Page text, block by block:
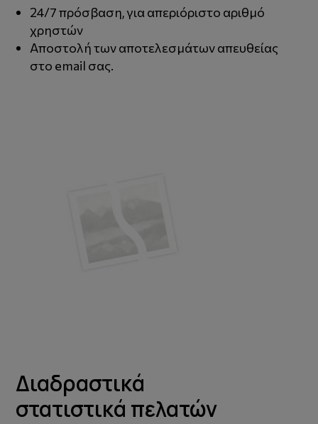
24/7 πρόσβαση, για απεριόριστο αριθμό
χρηστών
Αποστολή των αποτελεσμάτων απευθείας
στο email σας.
Διαδραστικά
στατιστικά πελατών